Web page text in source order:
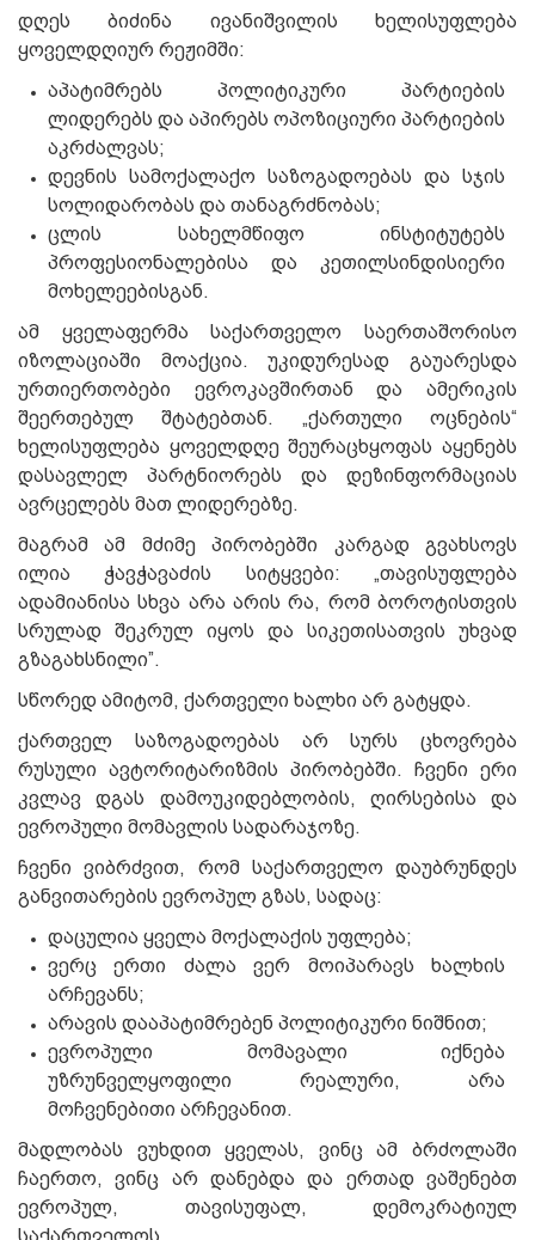
დღეს ბიძინა ივანიშვილის ხელისუფლება
ყოველდღიურ რეჟიმში:
აპატიმრებს პოლიტიკური პარტიების
ლიდერებს და აპირებს ოპოზიციური პარტიების
აკრძალვას;
დევნის სამოქალაქო საზოგადოებას და სჯის
სოლიდარობას და თანაგრძნობას;
ცლის სახელმწიფო ინსტიტუტებს
პროფესიონალებისა და კეთილსინდისიერი
მოხელეებისგან.
ამ ყველაფერმა საქართველო საერთაშორისო
იზოლაციაში მოაქცია. უკიდურესად გაუარესდა
ურთიერთობები ევროკავშირთან და ამერიკის
შეერთებულ შტატებთან. „ქართული ოცნების“
ხელისუფლება ყოველდღე შეურაცხყოფას აყენებს
დასავლელ პარტნიორებს და დეზინფორმაციას
ავრცელებს მათ ლიდერებზე.
მაგრამ ამ მძიმე პირობებში კარგად გვახსოვს
ილია ჭავჭავაძის სიტყვები: „თავისუფლება
ადამიანისა სხვა არა არის რა, რომ ბოროტისთვის
სრულად შეკრულ იყოს და სიკეთისათვის უხვად
გზაგახსნილი”.
სწორედ ამიტომ, ქართველი ხალხი არ გატყდა.
ქართველ საზოგადოებას არ სურს ცხოვრება
რუსული ავტორიტარიზმის პირობებში. ჩვენი ერი
კვლავ დგას დამოუკიდებლობის, ღირსებისა და
ევროპული მომავლის სადარაჯოზე.
ჩვენი ვიბრძვით, რომ საქართველო დაუბრუნდეს
განვითარების ევროპულ გზას, სადაც:
დაცულია ყველა მოქალაქის უფლება;
ვერც ერთი ძალა ვერ მოიპარავს ხალხის
არჩევანს;
არავის დააპატიმრებენ პოლიტიკური ნიშნით;
ევროპული მომავალი იქნება
უზრუნველყოფილი რეალური, არა
მოჩვენებითი არჩევანით.
მადლობას ვუხდით ყველას, ვინც ამ ბრძოლაში
ჩაერთო, ვინც არ დანებდა და ერთად ვაშენებთ
ევროპულ, თავისუფალ, დემოკრატიულ
საქართველოს.